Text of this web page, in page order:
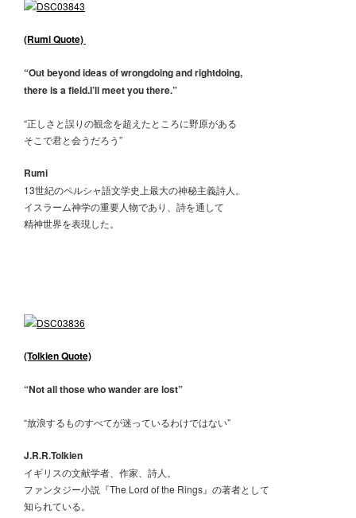
(Rumi Quote)
“Out beyond ideas of wrongdoing and rightdoing,
there is a field.I’ll meet you there.”
“正しさと誤りの観念を超えたところに野原がある
そこで君と会うだろう”
Rumi
13世紀のペルシャ語文学史上最大の神秘主義詩人。
イスラーム神学の重要人物であり、詩を通して
精神世界を表現した。
(Tolkien Quote)
“Not all those who wander are lost”
“放浪するものすべてが迷っているわけではない”
J.R.R.Tolkien
イギリスの文献学者、作家、詩人。
ファンタジー小説『The Lord of the Rings』の著者として
知られている。